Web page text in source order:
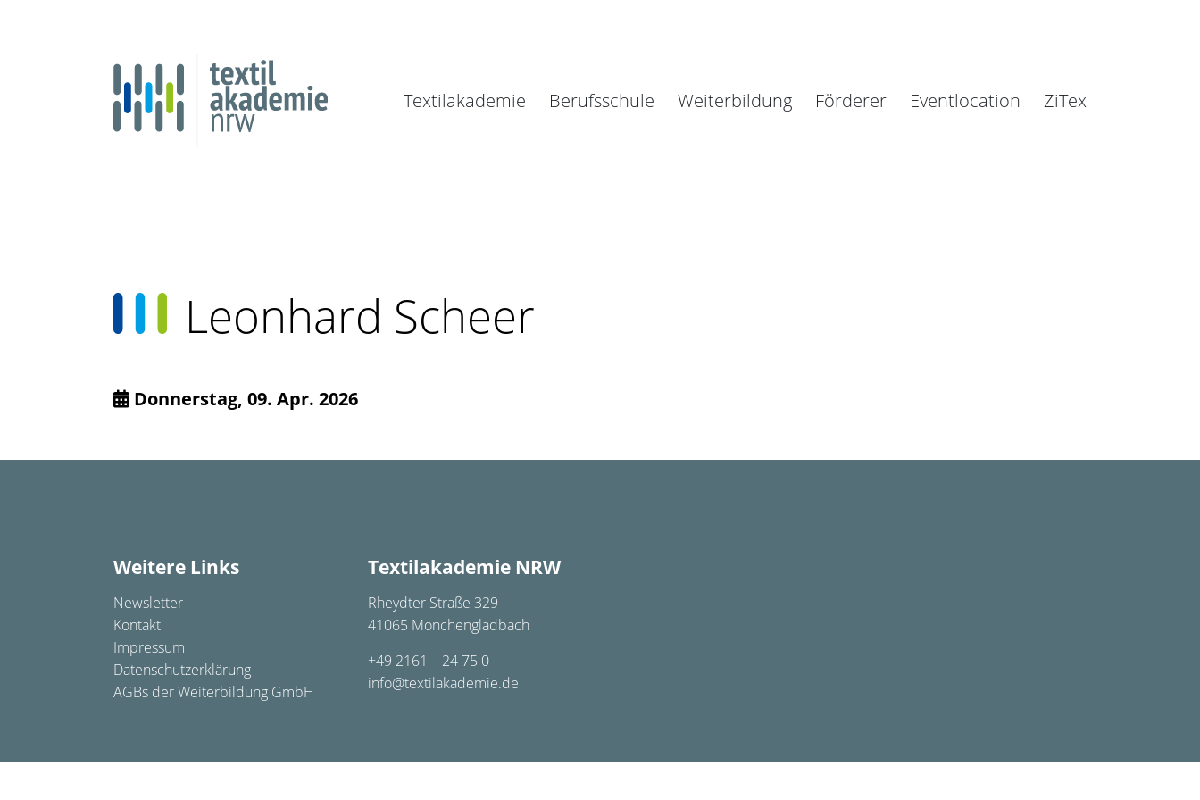
Textilakademie Berufsschule Weiterbildung Förderer Eventlocation ZiTex
Leonhard Scheer
Donnerstag, 09. Apr. 2026
Weitere Links
Newsletter
Kontakt
Impressum
Datenschutzerklärung
AGBs der Weiterbildung GmbH
Textilakademie NRW
Rheydter Straße 329
41065 Mönchengladbach
+49 2161 – 24 75 0
info@textilakademie.de